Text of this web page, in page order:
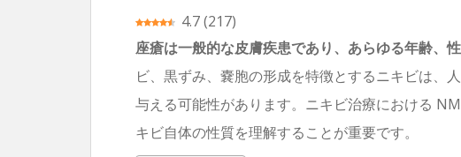
4.7(217)
座瘡は一般的な皮膚疾患であり、あらゆる年齢、
ビ、黒ずみ、嚢胞の形成を特徴とするニキビは、
与える可能性があります。ニキビ治療における
キビ自体の性質を理解することが重要です。